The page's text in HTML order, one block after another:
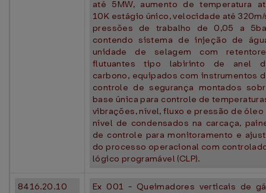
até 5MW, aumento de temperatura
10K estágio único, velocidade até 320m/
pressões de trabalho de 0,05 a
contendo sistema de injeção de
unidade de selagem com
flutuantes tipo labirinto de anel
carbono, equipados com instrumentos
controle de segurança montados
base única para controle de
vibrações, nível, fluxo e pressão de óleo
nível de condensados na carcaça,
de controle para monitoramento e
do processo operacional com
lógico programável (CLP).
8416.20.10 Ex 001 - Queimadores verticais de